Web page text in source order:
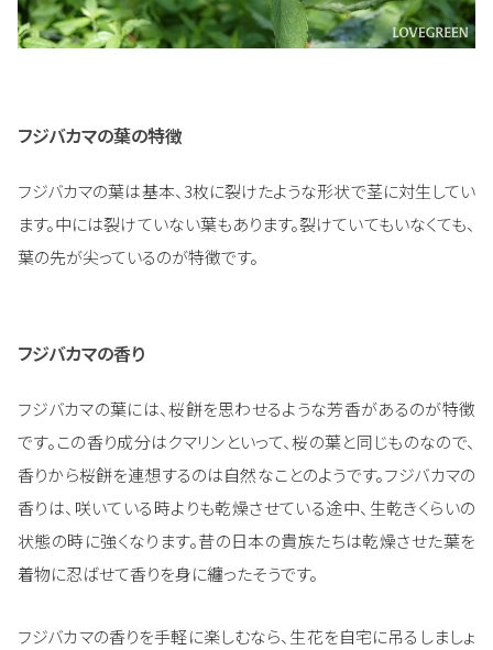
フジバカマの葉の特徴
フジバカマの葉は基本、3枚に裂けたような形状で茎に対生してい
ます。中には裂けていない葉もあります。裂けていてもいなくても、
葉の先が尖っているのが特徴です。
フジバカマの香り
フジバカマの葉には、桜餅を思わせるような芳香があるのが特徴
です。この香り成分はクマリンといって、桜の葉と同じものなので、
香りから桜餅を連想するのは自然なことのようです。フジバカマの
香りは、咲いている時よりも乾燥させている途中、生乾きくらいの
状態の時に強くなります。昔の日本の貴族たちは乾燥させた葉を
着物に忍ばせて香りを身に纏ったそうです。
フジバカマの香りを手軽に楽しむなら、生花を自宅に吊るしましょ